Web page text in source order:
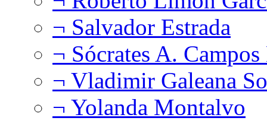
¬ Salvador Estrada
¬ Sócrates A.
¬ Vladimir Galeana
¬ Yolanda Montalvo